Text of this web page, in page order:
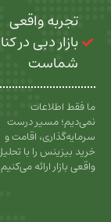
واقعی
در کنار
درست
اقامت و
با تحلیل
می‌کنیم.
از ابهام
گزارش
مشخص،
واقعی و
—بدون